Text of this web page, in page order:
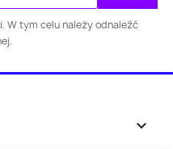
Kielce
W tym celu należy odnaleźć
